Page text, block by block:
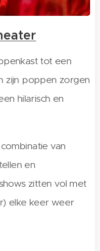
tot een
zijn poppen zorgen
hilarisch en
van
en
zitten vol met
elke keer weer